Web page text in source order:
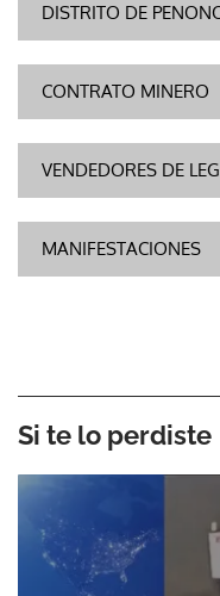
DISTRITO DE
CONTRATO MINERO
VENDEDORES DE
MANIFESTACIONES
Si te lo perdiste